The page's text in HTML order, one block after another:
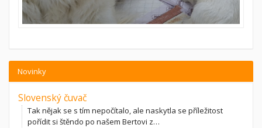
Novinky
Slovenský čuvač
Tak nějak se s tím nepočítalo, ale naskytla se příležitost
pořídit si štěndo po našem Bertovi z…